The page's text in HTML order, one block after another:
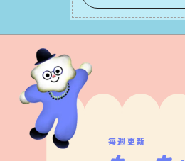
ざり合い、ハッピーな未
いきます。
毎週更新